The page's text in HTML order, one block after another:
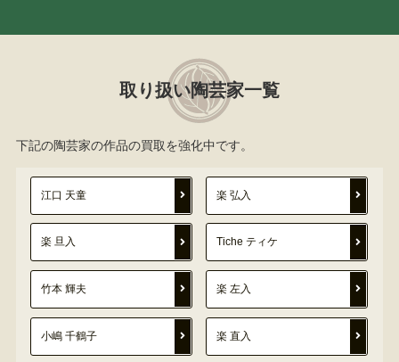
取り扱い陶芸家一覧
下記の陶芸家の作品の買取を強化中です。
江口 天童 楽 弘入
楽 旦入 Tiche ティケ
竹本 輝夫 楽 左入
小嶋 千鶴子 楽 直入